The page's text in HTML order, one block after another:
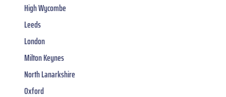
High Wycombe
Leeds
London
Milton Keynes
North Lanarkshire
Oxford